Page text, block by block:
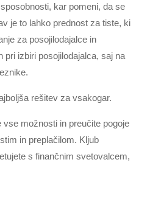
kar pomeni, da se
je to lahko prednost za tiste, ki
za posojilodajalce in
pri izbiri posojilodajalca, saj na
rešitev za vsakogar.
vse možnosti in preučite pogoje
in preplačilom. Kljub
s finančnim svetovalcem,